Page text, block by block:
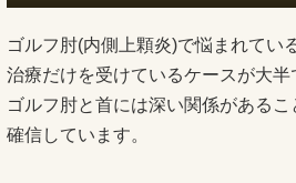
ゴルフ肘(内側上顆炎)で悩まれてい
治療だけを受けているケースが大半
ゴルフ肘と首には深い関係がある
確信しています。